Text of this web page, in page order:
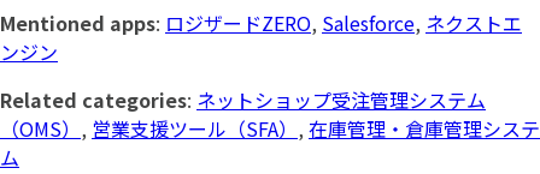
Mentioned apps: ロジザードZERO, Salesforce, ネクストエ
ンジン
Related categories: ネットショップ受注管理システム
（OMS） , 営業支援ツール（SFA） , 在庫管理・倉庫管理システ
ム